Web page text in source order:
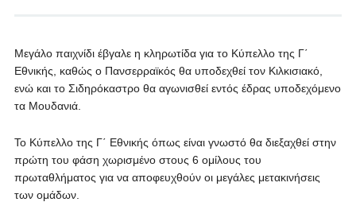
Μεγάλο παιχνίδι έβγαλε η κληρωτίδα για το Κύπελλο της Γ΄
Εθνικής, καθώς ο Πανσερραϊκός θα υποδεχθεί τον Κιλκισιακό,
ενώ και το Σιδηρόκαστρο θα αγωνισθεί εντός έδρας υποδεχόμενο
τα Μουδανιά.
Το Κύπελλο της Γ΄ Εθνικής όπως είναι γνωστό θα διεξαχθεί στην
πρώτη του φάση χωρισμένο στους 6 ομίλους του
πρωταθλήματος για να αποφευχθούν οι μεγάλες μετακινήσεις
των ομάδων.